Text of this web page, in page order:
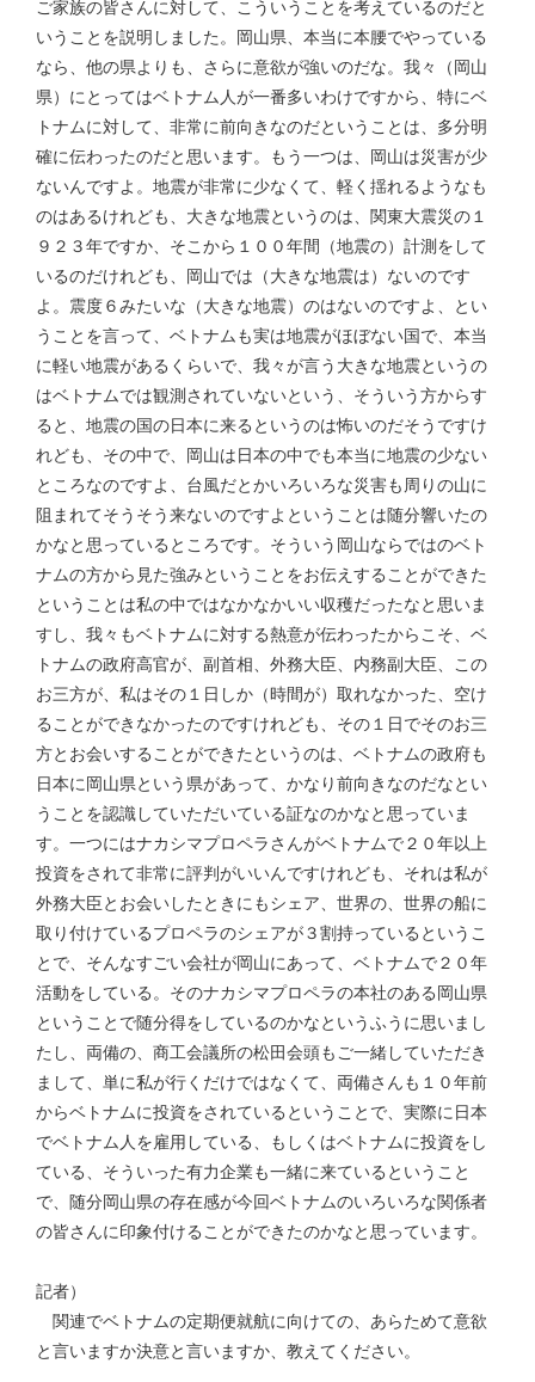
ご家族の皆さんに対して、こういうことを考えているのだと
いうことを説明しました。岡山県、本当に本腰でやっている
なら、他の県よりも、さらに意欲が強いのだな。我々（岡山
県）にとってはベトナム人が一番多いわけですから、特にベ
トナムに対して、非常に前向きなのだということは、多分明
確に伝わったのだと思います。もう一つは、岡山は災害が少
ないんですよ。地震が非常に少なくて、軽く揺れるようなも
のはあるけれども、大きな地震というのは、関東大震災の１
９２３年ですか、そこから１００年間（地震の）計測をして
いるのだけれども、岡山では（大きな地震は）ないのです
よ。震度６みたいな（大きな地震）のはないのですよ、とい
うことを言って、ベトナムも実は地震がほぼない国で、本当
に軽い地震があるくらいで、我々が言う大きな地震というの
はベトナムでは観測されていないという、そういう方からす
ると、地震の国の日本に来るというのは怖いのだそうですけ
れども、その中で、岡山は日本の中でも本当に地震の少ない
ところなのですよ、台風だとかいろいろな災害も周りの山に
阻まれてそうそう来ないのですよということは随分響いたの
かなと思っているところです。そういう岡山ならではのベト
ナムの方から見た強みということをお伝えすることができた
ということは私の中ではなかなかいい収穫だったなと思いま
すし、我々もベトナムに対する熱意が伝わったからこそ、ベ
トナムの政府高官が、副首相、外務大臣、内務副大臣、この
お三方が、私はその１日しか（時間が）取れなかった、空け
ることができなかったのですけれども、その１日でそのお三
方とお会いすることができたというのは、ベトナムの政府も
日本に岡山県という県があって、かなり前向きなのだなとい
うことを認識していただいている証なのかなと思っていま
す。一つにはナカシマプロペラさんがベトナムで２０年以上
投資をされて非常に評判がいいんですけれども、それは私が
外務大臣とお会いしたときにもシェア、世界の、世界の船に
取り付けているプロペラのシェアが３割持っているというこ
とで、そんなすごい会社が岡山にあって、ベトナムで２０年
活動をしている。そのナカシマプロペラの本社のある岡山県
ということで随分得をしているのかなというふうに思いまし
たし、両備の、商工会議所の松田会頭もご一緒していただき
まして、単に私が行くだけではなくて、両備さんも１０年前
からベトナムに投資をされているということで、実際に日本
でベトナム人を雇用している、もしくはベトナムに投資をし
ている、そういった有力企業も一緒に来ているということ
で、随分岡山県の存在感が今回ベトナムのいろいろな関係者
の皆さんに印象付けることができたのかなと思っています。
記者）
関連でベトナムの定期便就航に向けての、あらためて意欲
と言いますか決意と言いますか、教えてください。